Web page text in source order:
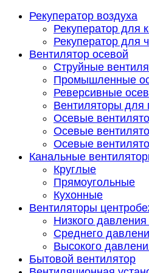
Рекуператор воздуха
Рекуператор для
Рекуператор для
Вентилятор осевой
Струйные
Промышленные
Реверсивные
Вентиляторы для
Осевые
Осевые
Осевые
Канальные
Круглые
Прямоугольные
Кухонные
Вентиляторы
Низкого
Среднего
Высокого
Бытовой вентилятор